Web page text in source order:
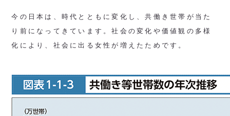
今の日本は、時代とともに変化し、共働き世帯が当た
り前になってきています。社会の変化や価値観の多様
化により、社会に出る女性が増えたためです。